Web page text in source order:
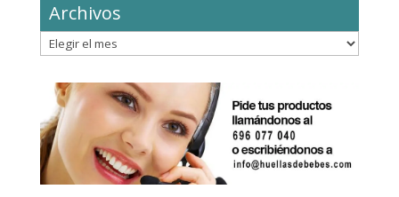
Archivos
Archivos